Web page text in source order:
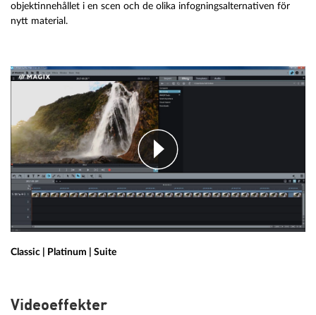
objektinnehållet i en scen och de olika infogningsalternativen för
nytt material.
Classic | Platinum | Suite
Videoeffekter